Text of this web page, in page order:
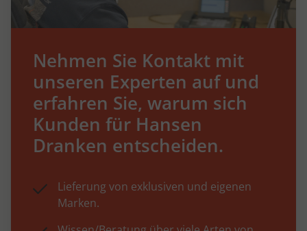
Nehmen Sie Kontakt mit
unseren Experten auf und
erfahren Sie, warum sich
Kunden für Hansen
Dranken entscheiden.
Lieferung von exklusiven und eigenen
Marken.